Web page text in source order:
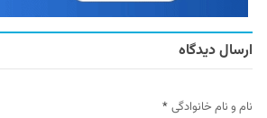
ارسال دیدگاه
نام و نام خانوادگی *